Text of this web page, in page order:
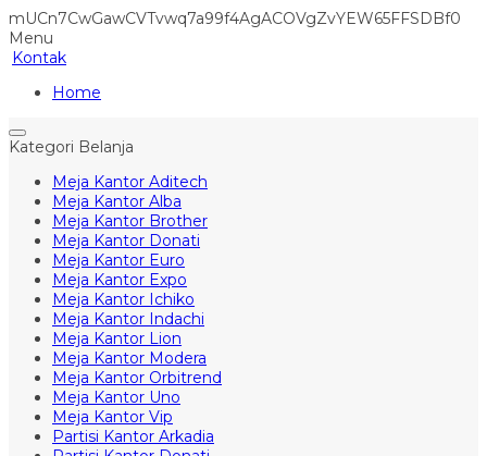
mUCn7CwGawCVTvwq7a99f4AgACOVgZvYEW65FFSDBf0
Menu
Kontak
Home
Kategori Belanja
Meja Kantor Aditech
Meja Kantor Alba
Meja Kantor Brother
Meja Kantor Donati
Meja Kantor Euro
Meja Kantor Expo
Meja Kantor Ichiko
Meja Kantor Indachi
Meja Kantor Lion
Meja Kantor Modera
Meja Kantor Orbitrend
Meja Kantor Uno
Meja Kantor Vip
Partisi Kantor Arkadia